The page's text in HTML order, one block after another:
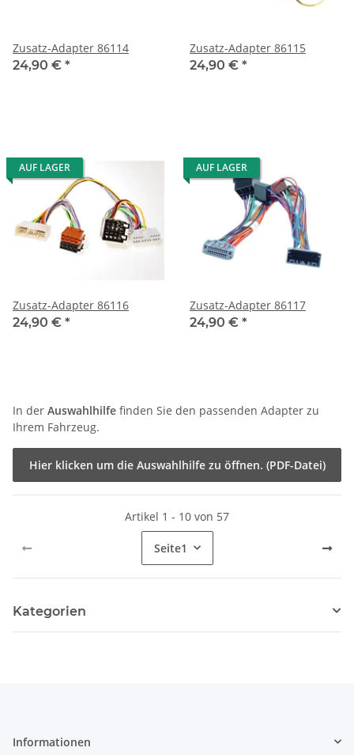
Zusatz-Adapter 86114
24,90 € *
Zusatz-Adapter 86115
24,90 € *
AUF LAGER
Zusatz-Adapter 86116
24,90 € *
AUF LAGER
Zusatz-Adapter 86117
24,90 € *
In der Auswahlhilfe finden Sie den passenden Adapter zu
Ihrem Fahrzeug.
Hier klicken um die Auswahlhilfe zu öffnen. (PDF-Datei)
Artikel 1 - 10 von 57
Seite1
Kategorien
Informationen